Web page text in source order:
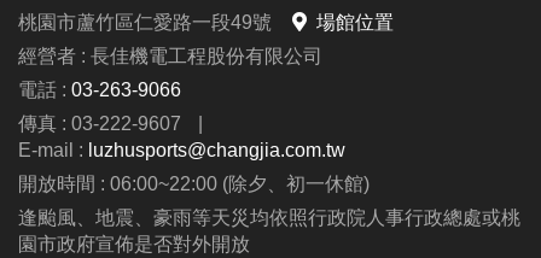
【#報名連結】https://reurl.cc/XxelbD
【#洽詢專線】03-2639066 #106
公益免費講座・限額30位
掃描 QR Code 填表報名，馬上卡位
桃園市蘆竹區仁愛路一段49號
場館位置
經營者 : 長佳機電工程股份有限公司
電話 : 03-263-9066
傳真 : 03-222-9607
|
E-mail : luzhusports@changjia.com.tw
開放時間 : 06:00~22:00 (除夕、初一休館)
逢颱風、地震、豪雨等天災均依照行政院人事行政總處或桃
園市政府宣佈是否對外開放